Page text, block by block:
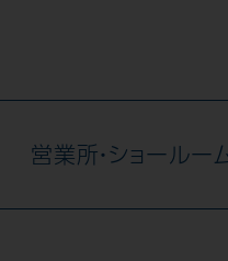
営業所・ショールー